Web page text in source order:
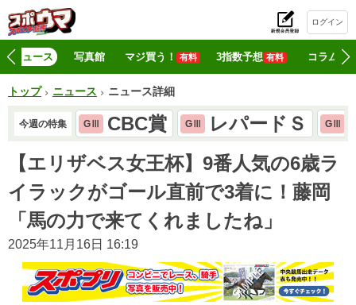
ログイン
ニュース 写真館 マジ買う！ 有料 3指数予想 有料 コラム
トップ ニュース ニュース詳細
今週の特集 GⅢ CBC賞 GⅢ レパードＳ GⅢ
【エリザベス女王杯】9番人気の6歳ラ
イラックがゴール直前で3着に！藤岡
「馬の力で来てくれましたね」
2025年11月16日 16:19